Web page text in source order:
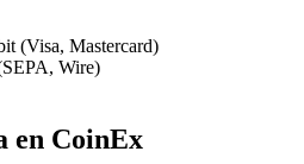
(Visa, Mastercard)
Wire)
en CoinEx